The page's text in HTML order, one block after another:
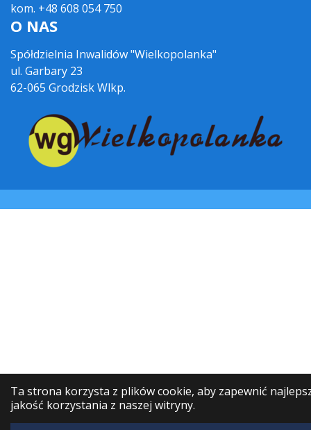
Ta strona korzysta z plików cookie, aby zapewnić
jakość korzystania z naszej witryny.
kom. +48 608 054 750
O NAS
Spółdzielnia Inwalidów "Wielkopolanka"
ul. Garbary 23
62-065 Grodzisk Wlkp.